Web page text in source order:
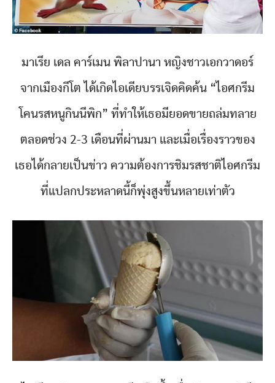
มาเรีย เดล คาร์เมน พิลาปานา หญิงชาวเอกวาดอร์
จากเมืองกีโต ได้เกิดไอเดียบรรเจิดคิดค้น “ไอศกรีม
โคนรสหนูกินนีพิก” ที่ทำให้เธอมียอดขายถล่มทลาย
ตลอดช่วง 2-3 เดือนที่ผ่านมา และเมื่อเรื่องราวของ
เธอได้กลายเป็นข่าว ความต้องการชิมรสชาติไอศกรีม
ที่แปลกประหลาดนี้ก็พุ่งสูงขึ้นหลายเท่าตัว